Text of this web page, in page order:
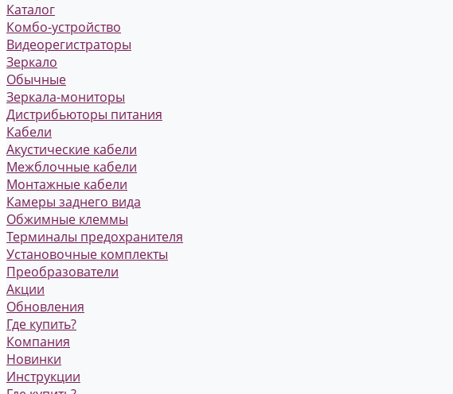
Каталог
Комбо-устройство
Видеорегистраторы
Зеркало
Обычные
Зеркала-мониторы
Дистрибьюторы питания
Кабели
Акустические кабели
Межблочные кабели
Монтажные кабели
Камеры заднего вида
Обжимные клеммы
Терминалы предохранителя
Установочные комплекты
Преобразователи
Акции
Обновления
Где купить?
Компания
Новинки
Инструкции